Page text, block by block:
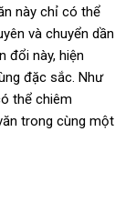
này chỉ có thể
và chuyển dần
đổi này, hiện
đặc sắc. Như
thể chiêm
trong cùng một